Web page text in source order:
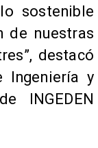
sostenible
de nuestras
destacó
Ingeniería y
INGEDEN